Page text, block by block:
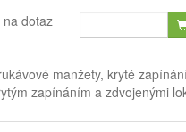
na dotaz
manžety, kryté
zapínáním a zdvojenými